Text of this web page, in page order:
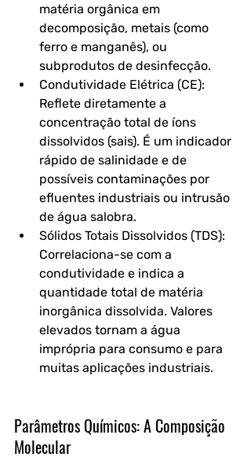
matéria orgânica em
decomposição, metais (como
ferro e manganês), ou
subprodutos de desinfecção.
Condutividade Elétrica (CE):
Reflete diretamente a
concentração total de íons
dissolvidos (sais). É um indicador
rápido de salinidade e de
possíveis contaminações por
efluentes industriais ou intrusão
de água salobra.
Sólidos Totais Dissolvidos (TDS):
Correlaciona-se com a
condutividade e indica a
quantidade total de matéria
inorgânica dissolvida. Valores
elevados tornam a água
imprópria para consumo e para
muitas aplicações industriais.
Parâmetros Químicos: A Composição
Molecular